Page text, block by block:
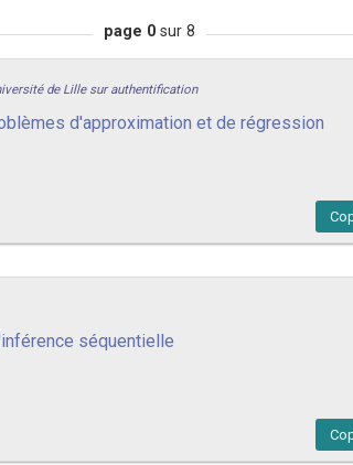
page 0sur 8
de Lille sur authentification
d'approximation et de régression
séquentielle